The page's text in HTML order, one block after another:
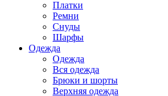
Платки
Ремни
Снуды
Шарфы
Одежда
Одежда
Вся одежда
Брюки и шорты
Верхняя одежда